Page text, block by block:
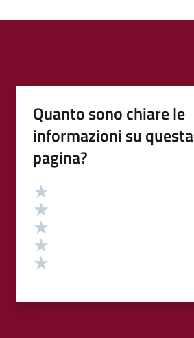
Quanto sono chiare le
informazioni su questa
pagina?
Valutazione